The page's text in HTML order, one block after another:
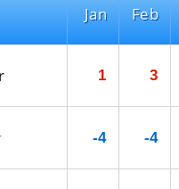
Jan
1
-4
Feb
3
-4